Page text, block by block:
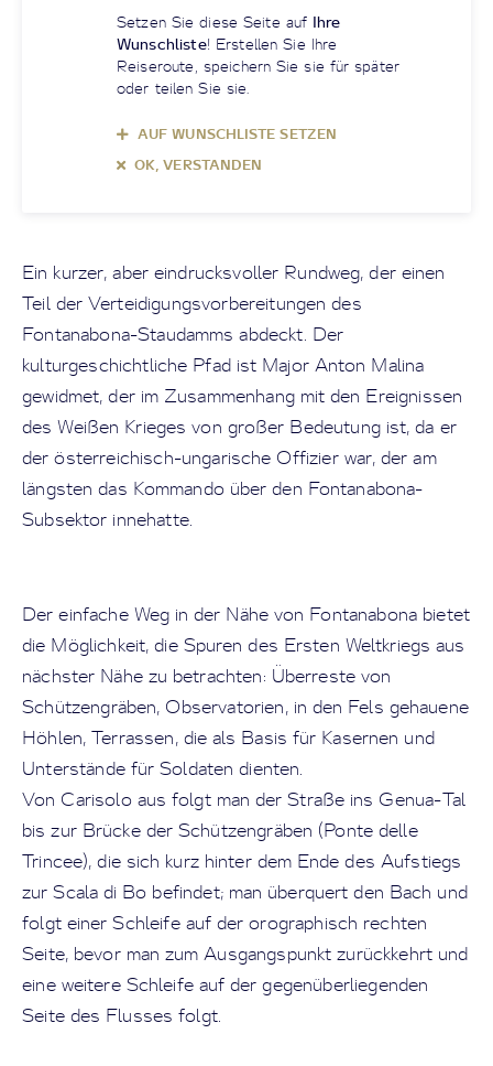
Setzen Sie diese Seite auf Ihre
Wunschliste! Erstellen Sie Ihre
Reiseroute, speichern Sie sie für später
oder teilen Sie sie.
AUF WUNSCHLISTE SETZEN
OK, VERSTANDEN
Ein kurzer, aber eindrucksvoller Rundweg, der einen
Teil der Verteidigungsvorbereitungen des
Fontanabona-Staudamms abdeckt. Der
kulturgeschichtliche Pfad ist Major Anton Malina
gewidmet, der im Zusammenhang mit den Ereignissen
des Weißen Krieges von großer Bedeutung ist, da er
der österreichisch-ungarische Offizier war, der am
längsten das Kommando über den Fontanabona-
Subsektor innehatte.
Der einfache Weg in der Nähe von Fontanabona bietet
die Möglichkeit, die Spuren des Ersten Weltkriegs aus
nächster Nähe zu betrachten: Überreste von
Schützengräben, Observatorien, in den Fels gehauene
Höhlen, Terrassen, die als Basis für Kasernen und
Unterstände für Soldaten dienten.
Von Carisolo aus folgt man der Straße ins Genua-Tal
bis zur Brücke der Schützengräben (Ponte delle
Trincee), die sich kurz hinter dem Ende des Aufstiegs
zur Scala di Bo befindet; man überquert den Bach und
folgt einer Schleife auf der orographisch rechten
Seite, bevor man zum Ausgangspunkt zurückkehrt und
eine weitere Schleife auf der gegenüberliegenden
Seite des Flusses folgt.